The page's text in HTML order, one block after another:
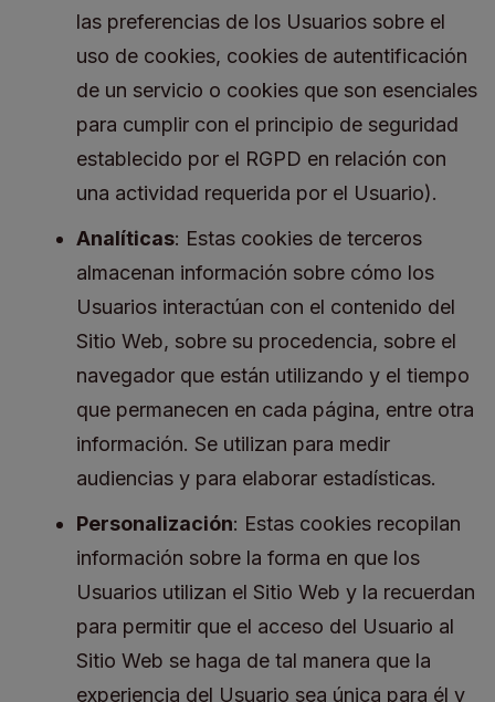
las preferencias de los Usuarios sobre el
uso de cookies, cookies de autentificación
de un servicio o cookies que son esenciales
para cumplir con el principio de seguridad
establecido por el RGPD en relación con
una actividad requerida por el Usuario).
Analíticas: Estas cookies de terceros
almacenan información sobre cómo los
Usuarios interactúan con el contenido del
Sitio Web, sobre su procedencia, sobre el
navegador que están utilizando y el tiempo
que permanecen en cada página, entre otra
información. Se utilizan para medir
audiencias y para elaborar estadísticas.
Personalización: Estas cookies recopilan
información sobre la forma en que los
Usuarios utilizan el Sitio Web y la recuerdan
para permitir que el acceso del Usuario al
Sitio Web se haga de tal manera que la
experiencia del Usuario sea única para él y